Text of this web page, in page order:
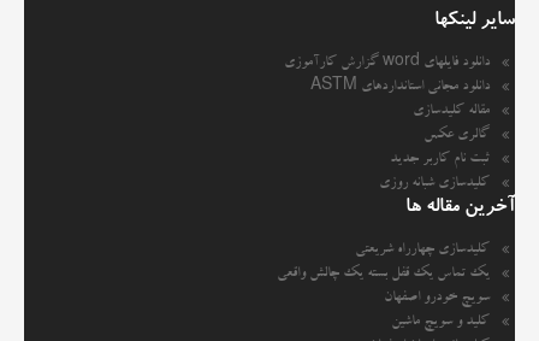
سایر لینکها
دانلود فایلهای word گزارش کارآموزی
دانلود مجانی استانداردهای ASTM
مقاله کلیدسازی
گالری عکس
ثبت نام کاربر جدید
کلیدسازی شبانه روزی
آخرین مقاله ها
کلیدسازی چهارراه شریعتی
یک تماس یک قفل بسته یک چالش واقعی
سویچ خودرو اصفهان
کلید و سویچ ماشین